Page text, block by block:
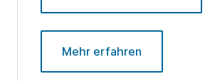
Mehr erfahren